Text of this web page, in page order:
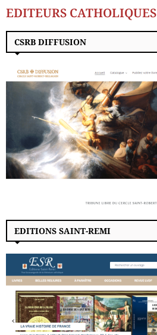
EDITEURS CATHOLIQUES
CSRB DIFFUSION
EDITIONS SAINT-REMI